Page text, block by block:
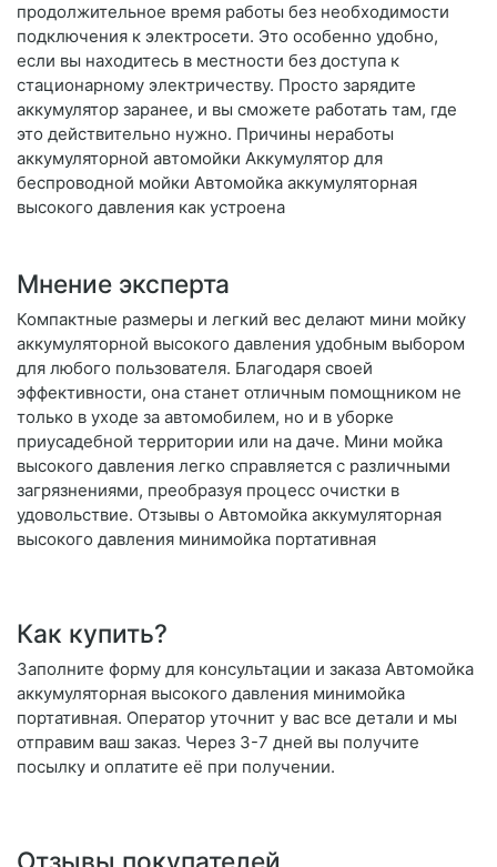
продолжительное время работы без необходимости
подключения к электросети. Это особенно удобно,
если вы находитесь в местности без доступа к
стационарному электричеству. Просто зарядите
аккумулятор заранее, и вы сможете работать там, где
это действительно нужно. Причины неработы
аккумуляторной автомойки Аккумулятор для
беспроводной мойки Автомойка аккумуляторная
высокого давления как устроена
Мнение эксперта
Компактные размеры и легкий вес делают мини мойку
аккумуляторной высокого давления удобным выбором
для любого пользователя. Благодаря своей
эффективности, она станет отличным помощником не
только в уходе за автомобилем, но и в уборке
приусадебной территории или на даче. Мини мойка
высокого давления легко справляется с различными
загрязнениями, преобразуя процесс очистки в
удовольствие. Отзывы о Автомойка аккумуляторная
высокого давления минимойка портативная
Как купить?
Заполните форму для консультации и заказа Автомойка
аккумуляторная высокого давления минимойка
портативная. Оператор уточнит у вас все детали и мы
отправим ваш заказ. Через 3-7 дней вы получите
посылку и оплатите её при получении.